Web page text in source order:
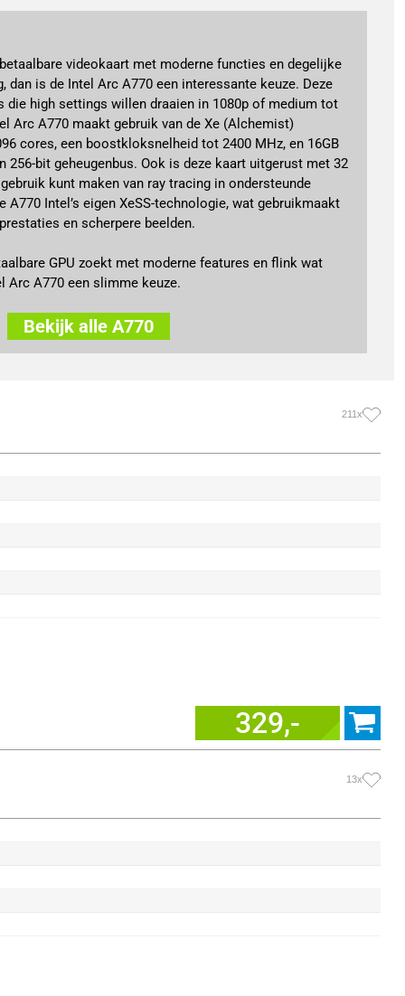
videokaart met moderne functies en degelijke
dan is de Intel Arc A770 een interessante keuze. Deze
die high settings willen draaien in 1080p of medium tot
Arc A770 maakt gebruik van de Xe (Alchemist)
cores, een boostkloksnelheid tot 2400 MHz, en 16GB
256-bit geheugenbus. Ook is deze kaart uitgerust met 32
kunt maken van ray tracing in ondersteunde
A770 Intel’s eigen XeSS-technologie, wat gebruikmaakt
en scherpere beelden.
GPU zoekt met moderne features en flink wat
Arc A770 een slimme keuze.
Bekijk alle A770
211x
329,-
13x